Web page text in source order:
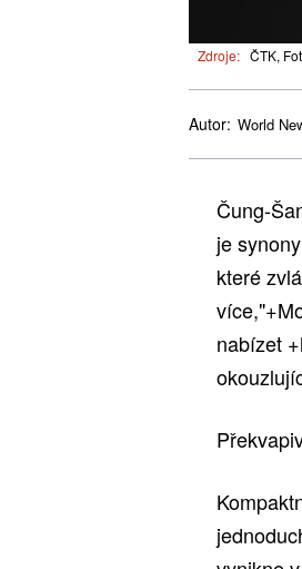
Zdroje: ČTK,
Autor: World
Čung-
je
které
nabízet